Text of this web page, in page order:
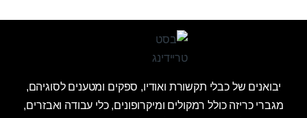
יבואנים של כבלי תקשורת ואודיו, ספקים ומטענים לסוגיהם,
מגברי כריזה כולל רמקולים ומיקרופונים, כלי עבודה ואבזרים,